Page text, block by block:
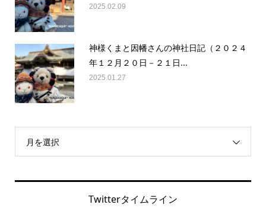
2025.02.09
神様くまと因幡さんの神社日記（２０２４
年１２月２０日－２１日...
2025.01.27
月を選択
Twitterタイムライン